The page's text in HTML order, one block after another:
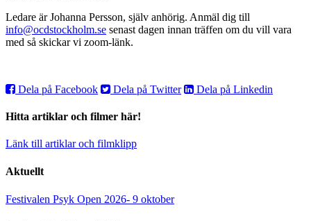
Ledare är Johanna Persson, själv anhörig. Anmäl dig till
info@ocdstockholm.se senast dagen innan träffen om du vill vara
med så skickar vi zoom-länk.
Dela på Facebook Dela på Twitter Dela på Linkedin
Hitta artiklar och filmer här!
Länk till artiklar och filmklipp
Aktuellt
Festivalen Psyk Open 2026- 9 oktober